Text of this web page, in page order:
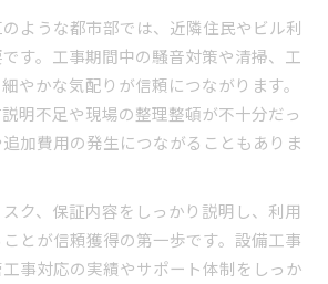
ような都市部では、近隣住民やビル利
す。工事期間中の騒音対策や清掃、工
やかな気配りが信頼につながります。
明不足や現場の整理整頓が不十分だっ
加費用の発生につながることもありま
ク、保証内容をしっかり説明し、利用
とが信頼獲得の第一歩です。設備工事
事対応の実績やサポート体制をしっか